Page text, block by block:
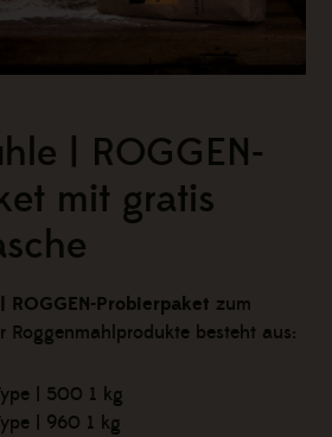
| ROGGEN-
­mit gratis
ROGGEN-Probierpaket zum
Roggenmahlprodukte besteht aus:
| 500 1 kg
| 960 1 kg